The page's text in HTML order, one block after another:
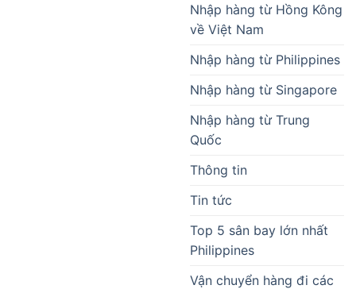
Nhập hàng từ Hồng Kông
về Việt Nam
Nhập hàng từ Philippines
Nhập hàng từ Singapore
Nhập hàng từ Trung
Quốc
Thông tin
Tin tức
Top 5 sân bay lớn nhất
Philippines
Vận chuyển hàng đi các